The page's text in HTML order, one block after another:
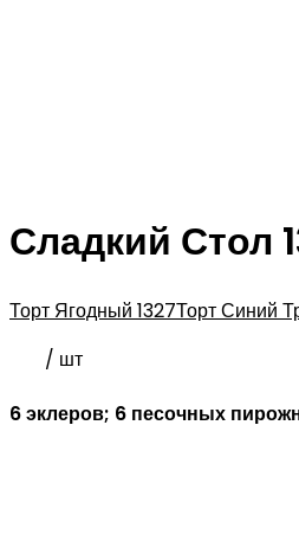
Сладкий Стол
Торт Ягодный 1327Торт Синий
/ шт
6 эклеров; 6 песочных